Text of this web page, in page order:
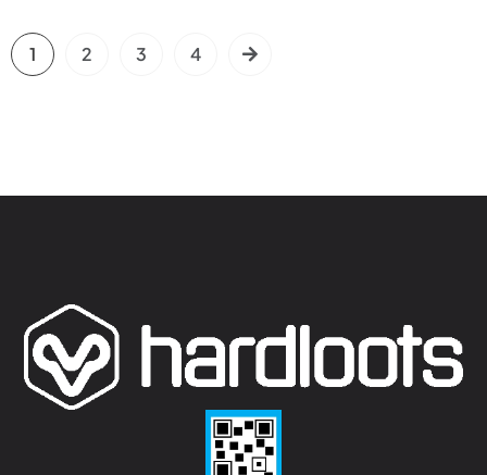
1 2 3 4